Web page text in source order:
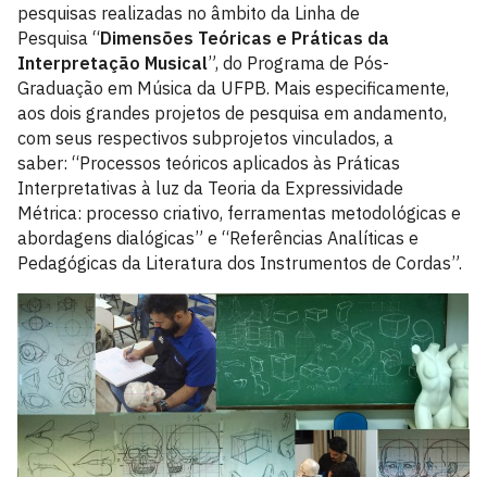
pesquisas realizadas no âmbito da Linha de
Pesquisa “Dimensões Teóricas e Práticas da
Interpretação Musical”, do Programa de Pós-
Graduação em Música da UFPB. Mais especificamente,
aos dois grandes projetos de pesquisa em andamento,
com seus respectivos subprojetos vinculados, a
saber: “Processos teóricos aplicados às Práticas
Interpretativas à luz da Teoria da Expressividade
Métrica: processo criativo, ferramentas metodológicas e
abordagens dialógicas” e “Referências Analíticas e
Pedagógicas da Literatura dos Instrumentos de Cordas”.